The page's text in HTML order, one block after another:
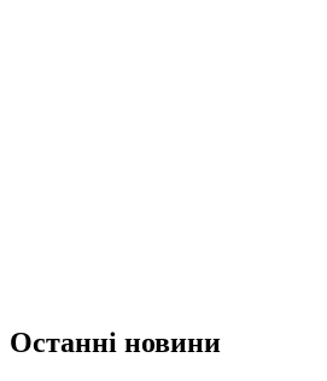
Останні новини